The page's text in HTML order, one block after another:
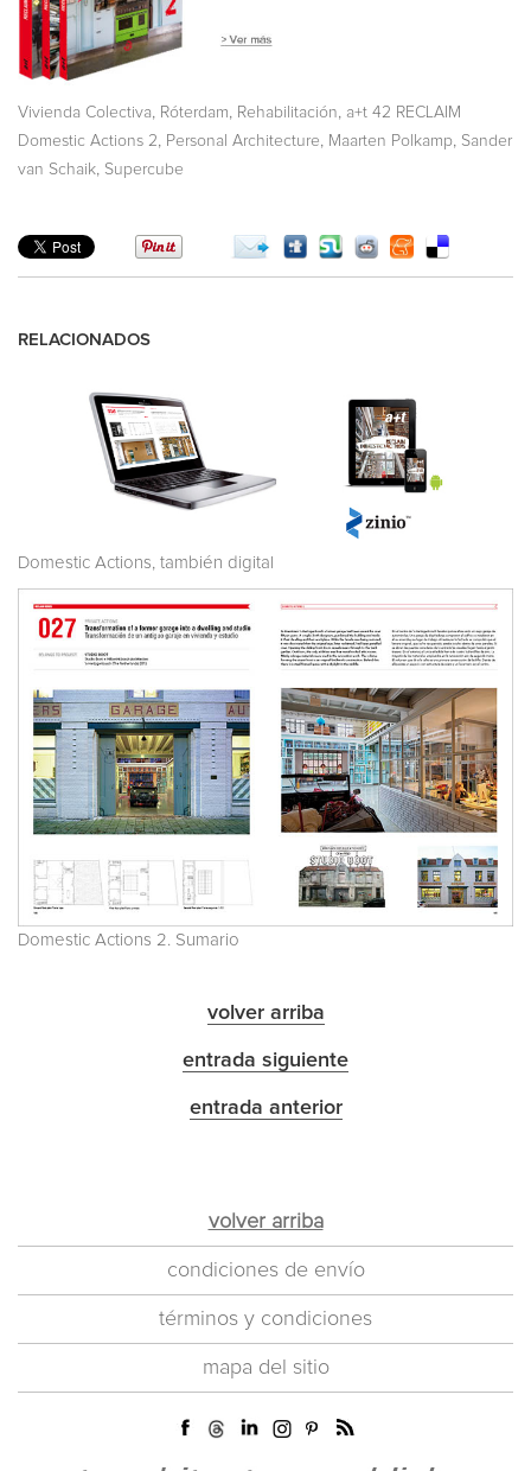
Vivienda Colectiva, Róterdam, Rehabilitación, a+t 42 RECLAIM
Domestic Actions 2, Personal Architecture, Maarten Polkamp, Sander
van Schaik, Supercube
RELACIONADOS
Domestic Actions, también digital
Domestic Actions 2. Sumario
volver arriba
entrada siguiente
entrada anterior
volver arriba
condiciones de envío
términos y condiciones
mapa del sitio